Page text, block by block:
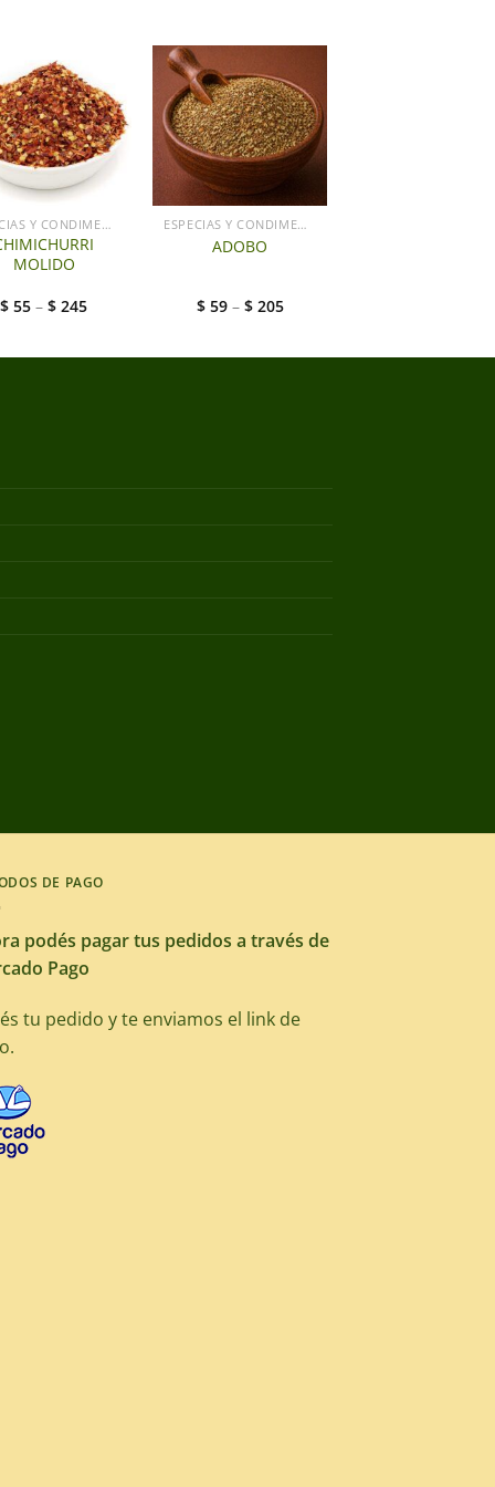
ESPECIAS Y CONDIMENTOS
MOLIDO
$55 –$245
ESPECIAS Y CONDIMENTOS
ADOBO
$ 59– $ 205
DE PAGO
podés pagar tus pedidos a través de
Pago
tu pedido y te enviamos el link de